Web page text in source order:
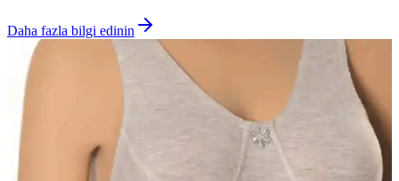
Daha fazla bilgi edinin